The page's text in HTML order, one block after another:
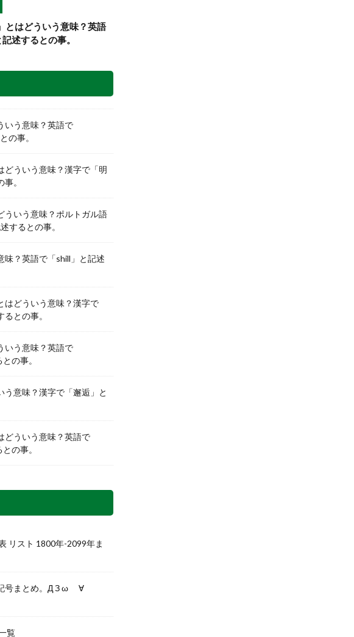
とはどういう意味？英語
述するとの事。
いう意味？英語で
の事。
どういう意味？漢字で「明
。
ういう意味？ポルトガル語
するとの事。
味？英語で「shill」と記述
はどういう意味？漢字で
るとの事。
いう意味？英語で
の事。
う意味？漢字で「邂逅」と
どういう意味？英語で
の事。
リスト 1800年-2099年ま
号まとめ。Д З ω ゞ∀
覧